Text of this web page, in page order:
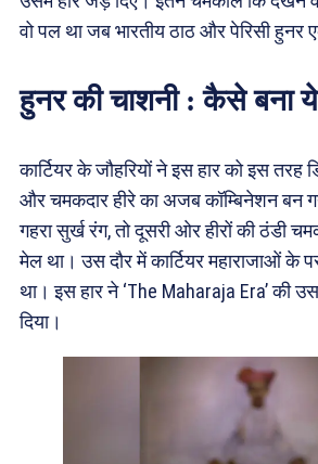
वो पल था जब भारतीय ठाठ और पेरिसी
हुनर की चाशनी : कैसे बना ये
कार्टियर के जौहरियों ने इस हार को इस तरह
और चमकदार हीरे का अजब कॉम्बिनेशन बन
गहरा सुर्ख रंग, तो दूसरी ओर हीरों की ठंडी
मेल था। उस दौर में कार्टियर महाराजाओं के
था। इस हार ने ‘The Maharaja Era’ की
दिया।